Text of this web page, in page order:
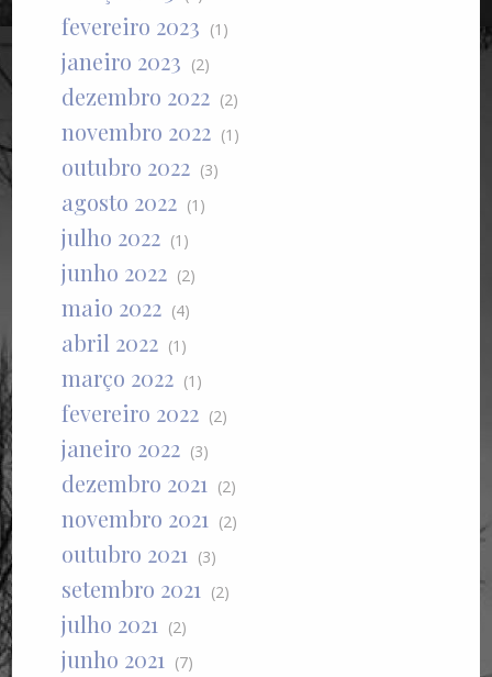
fevereiro 2023 (1)
janeiro 2023 (2)
dezembro 2022 (2)
novembro 2022 (1)
outubro 2022 (3)
agosto 2022 (1)
julho 2022 (1)
junho 2022 (2)
maio 2022 (4)
abril 2022 (1)
março 2022 (1)
fevereiro 2022 (2)
janeiro 2022 (3)
dezembro 2021 (2)
novembro 2021 (2)
outubro 2021 (3)
setembro 2021 (2)
julho 2021 (2)
junho 2021 (7)